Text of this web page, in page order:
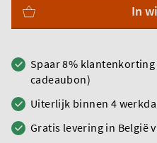
In
Spaar 8%
cadeaubon)
Uiterlijk binnen 4
Gratis levering in België